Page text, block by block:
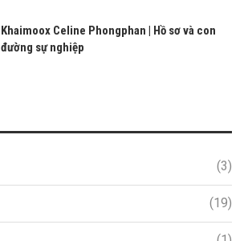
Khaimoox Celine Phongphan | Hồ sơ và con
đường sự nghiệp
(3)
(19)